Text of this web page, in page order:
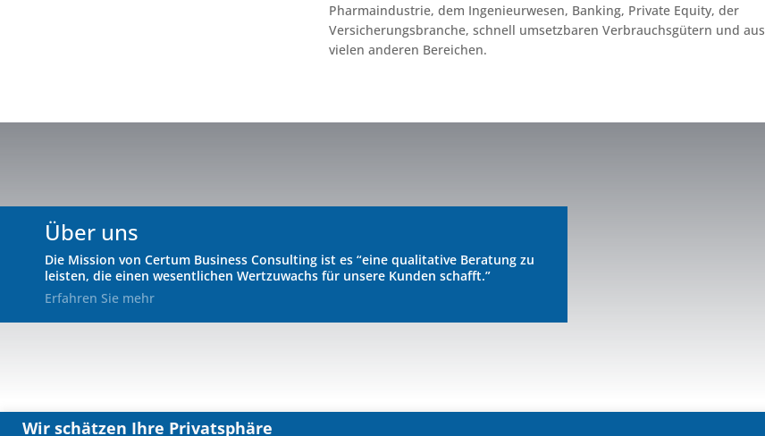
Wir schätzen Ihre Privatsphäre
Pharmaindustrie, dem Ingenieurwesen, Banking, Private Equity, der
Versicherungsbranche, schnell umsetzbaren Verbrauchsgütern und aus
vielen anderen Bereichen.
Über uns
Die Mission von Certum Business Consulting ist es “eine qualitative Beratung zu
leisten, die einen wesentlichen Wertzuwachs für unsere Kunden schafft.”
Erfahren Sie mehr